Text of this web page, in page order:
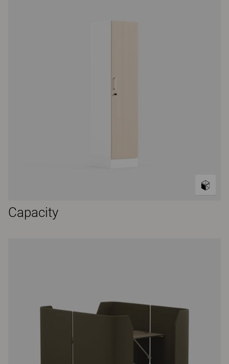
Capacity